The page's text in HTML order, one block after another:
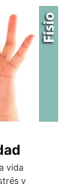
vida
y